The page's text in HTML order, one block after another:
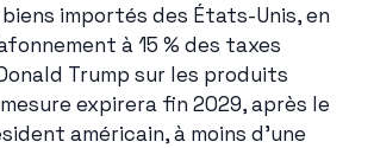
importés des États-Unis, en
à 15 % des taxes
Trump sur les produits
expirera fin 2029, après le
américain, à moins d'une